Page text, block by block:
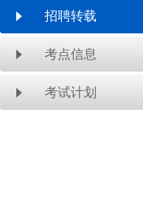
招聘转载
考点信息
考试计划